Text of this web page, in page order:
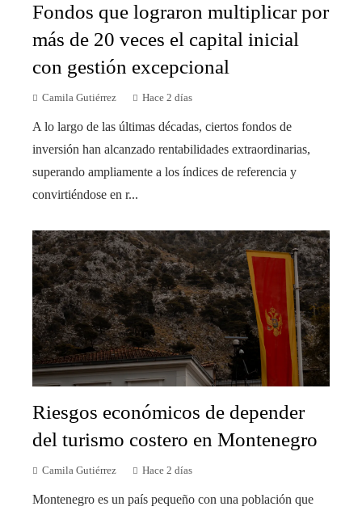
Fondos que lograron multiplicar por
más de 20 veces el capital inicial
con gestión excepcional
Camila Gutiérrez Hace 2 días
A lo largo de las últimas décadas, ciertos fondos de
inversión han alcanzado rentabilidades extraordinarias,
superando ampliamente a los índices de referencia y
convirtiéndose en r...
Riesgos económicos de depender
del turismo costero en Montenegro
Camila Gutiérrez Hace 2 días
Montenegro es un país pequeño con una población que